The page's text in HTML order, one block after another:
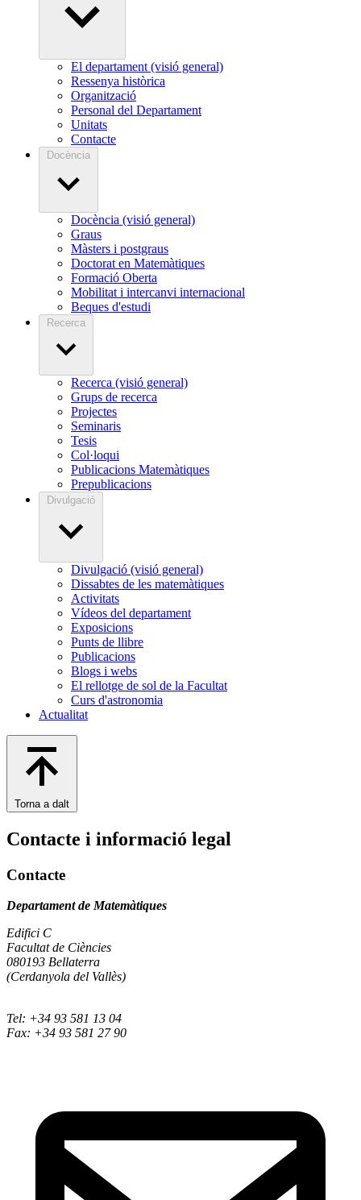
El departament (visió general)
Ressenya històrica
Organització
Personal del Departament
Unitats
Contacte
Docència
Docència (visió general)
Graus
Màsters i postgraus
Doctorat en Matemàtiques
Formació Oberta
Mobilitat i intercanvi internacional
Beques d'estudi
Recerca
Recerca (visió general)
Grups de recerca
Projectes
Seminaris
Tesis
Col·loqui
Publicacions Matemàtiques
Prepublicacions
Divulgació
Divulgació (visió general)
Dissabtes de les matemàtiques
Activitats
Vídeos del departament
Exposicions
Punts de llibre
Publicacions
Blogs i webs
El rellotge de sol de la Facultat
Curs d'astronomia
Actualitat
Torna a dalt
Contacte i informació legal
Contacte
Departament de Matemàtiques
Edifici C
Facultat de Ciències
080193 Bellaterra
(Cerdanyola del Vallès)
Tel: +34 93 581 13 04
Fax: +34 93 581 27 90